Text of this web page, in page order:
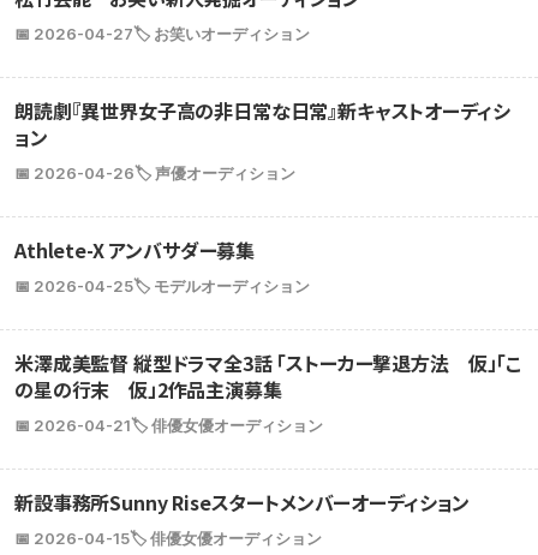
📅 2026-04-27🏷️ お笑いオーディション
朗読劇『異世界女子高の非日常な日常』新キャストオーディシ
ョン
📅 2026-04-26🏷️ 声優オーディション
Athlete-X アンバサダー募集
📅 2026-04-25🏷️ モデルオーディション
米澤成美監督 縦型ドラマ全3話 「ストーカー撃退方法 仮」「こ
の星の行末 仮」2作品主演募集
📅 2026-04-21🏷️ 俳優女優オーディション
新設事務所Sunny Riseスタートメンバーオーディション
📅 2026-04-15🏷️ 俳優女優オーディション